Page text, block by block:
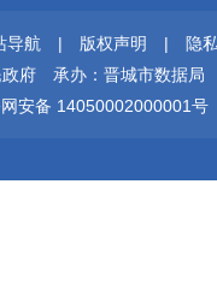
导航 | 版权声明 |
隐
府
承办：晋城市数据局
安备 14050002000001号